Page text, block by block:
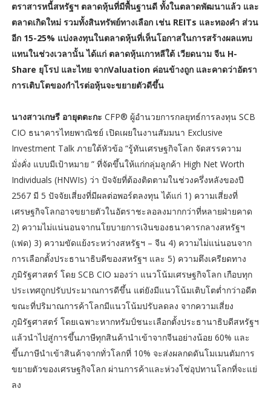
ตราสารหนี้สหรัฐฯ ตลาดหุ้นที่มีพื้นฐานดี ทั้งในตลาดพัฒนาแล้ว และ
ตลาดเกิดใหม่ รวมทั้งสินทรัพย์ทางเลือก เช่น REITs และทองคำ ส่วน
อีก 15-25% แบ่งลงทุนในตลาดหุ้นที่เห็นโอกาสในการสร้างผลแทบ
แทนในช่วงเวลานั้น ได้แก่ ตลาดหุ้นเกาหลีใต้ เวียดนาม จีน H-
Share ยุโรป และไทย จากValuation ค่อนข้างถูก และคาดว่าอัตรา
การเติบโตของกำไรต่อหุ้นจะขยายตัวดีขึ้น
นางสาวเกษรี อายุตตะกะ CFP® ผู้อำนวยการกลยุทธ์การลงทุน SCB
CIO ธนาคารไทยพาณิชย์ เปิดเผยในงานสัมมนา Exclusive
Investment Talk ภายใต้หัวข้อ “รู้ทันเศรษฐกิจโลก จัดสรรความ
มั่งคั่ง แบบมีเป้าหมาย ” ที่จัดขึ้นให้แก่กลุ่มลูกค้า High Net Worth
Individuals (HNWIs) ว่า ปัจจัยที่ต้องติดตามในช่วงครึ่งหลังของปี
2567 มี 5 ปัจจัยเสี่ยงที่มีผลต่อพอร์ตลงทุน ได้แก่ 1) ความเสี่ยงที่
เศรษฐกิจโลกอาจขยายตัวในอัตราชะลอลงมากกว่าที่หลายฝ่ายคาด
2) ความไม่แน่นอนจากนโยบายการเงินของธนาคารกลางสหรัฐฯ
(เฟด) 3) ความขัดแย้งระหว่างสหรัฐฯ – จีน 4) ความไม่แน่นอนจาก
การเลือกตั้งประธานาธิบดีของสหรัฐฯ และ 5) ความตึงเครียดทาง
ภูมิรัฐศาสตร์ โดย SCB CIO มองว่า แนวโน้มเศรษฐกิจโลก เกือบทุก
ประเทศถูกปรับประมาณการดีขึ้น แต่ยังมีแนวโน้มเติบโตต่ำกว่าอดีต
ขณะที่ปริมาณการค้าโลกมีแนวโน้มปรับลดลง จากความเสี่ยง
ภูมิรัฐศาสตร์ โดยเฉพาะหากทรัมป์ชนะเลือกตั้งประธานาธิบดีสหรัฐฯ
แล้วนำไปสู่การขึ้นภาษีทุกสินค้านำเข้าจากจีนอย่างน้อย 60% และ
ขึ้นภาษีนำเข้าสินค้าจากทั่วโลกที่ 10% จะส่งผลกดดันโมเมนตัมการ
ขยายตัวของเศรษฐกิจโลก ผ่านการค้าและห่วงโซ่อุปทานโลกที่จะแย่
ลง